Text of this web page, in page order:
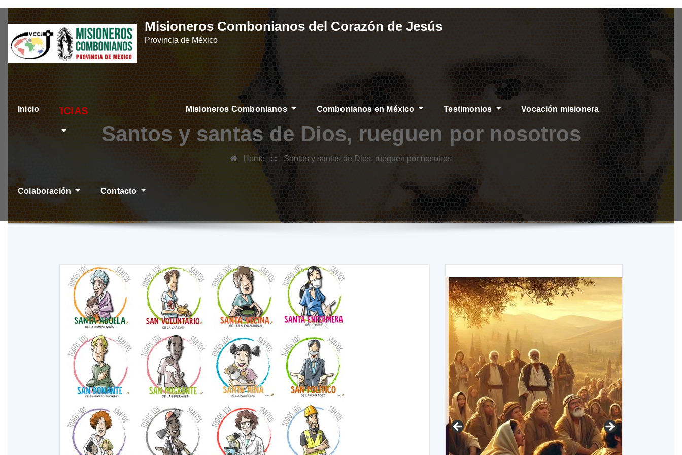
Skip
content
Misioneros Combonianos del Corazón de Jesús
Provincia de México
Inicio ÚLTIMAS NOTICIASMisioneros Combonianos Combonianos en México Testimonios Vocación misionera
Colaboración Contacto
Santos y santas de Dios, rueguen por nosotros
Home Santos y santas de Dios, rueguen por nosotros